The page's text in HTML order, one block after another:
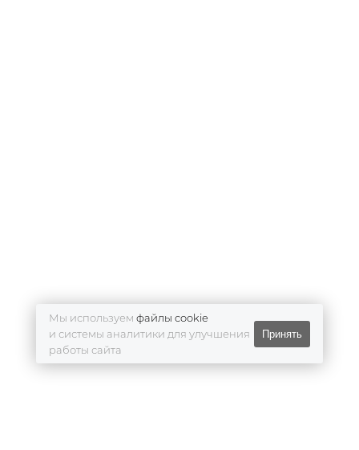
Мы используем файлы cookie
и системы аналитики для улучшения
работы сайта
Принять